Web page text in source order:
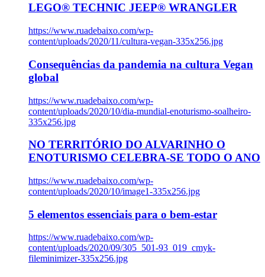
LEGO® TECHNIC JEEP® WRANGLER
https://www.ruadebaixo.com/wp-
content/uploads/2020/11/cultura-vegan-335x256.jpg
Consequências da pandemia na cultura Vegan
global
https://www.ruadebaixo.com/wp-
content/uploads/2020/10/dia-mundial-enoturismo-soalheiro-
335x256.jpg
NO TERRITÓRIO DO ALVARINHO O
ENOTURISMO CELEBRA-SE TODO O ANO
https://www.ruadebaixo.com/wp-
content/uploads/2020/10/image1-335x256.jpg
5 elementos essenciais para o bem-estar
https://www.ruadebaixo.com/wp-
content/uploads/2020/09/305_501-93_019_cmyk-
fileminimizer-335x256.jpg